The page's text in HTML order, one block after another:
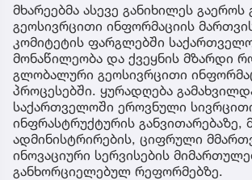
მხარეებმა ასევე განიხილეს
გეოსივრცითი ინფორმაციის
კომიტეტის ფარგლებში
მონაწილეობა და ქვეყნის მზარდი
გლობალური გეოსივრცითი
პროცესებში. ყურადღება
საქართველოში ეროვნული
ინფრასტრუქტურის განვითარებაზე,
ადმინისტრირების, ციფრული
ინოვაციური სერვისების
განხორციელებულ რეფორმებზე.